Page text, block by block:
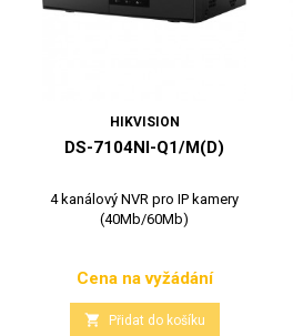
HIKVISION
DS-7104NI-Q1/M(D)
4 kanálový NVR pro IP kamery
(40Mb/60Mb)
Cena
Cena na vyžádání
 Přidat do košíku